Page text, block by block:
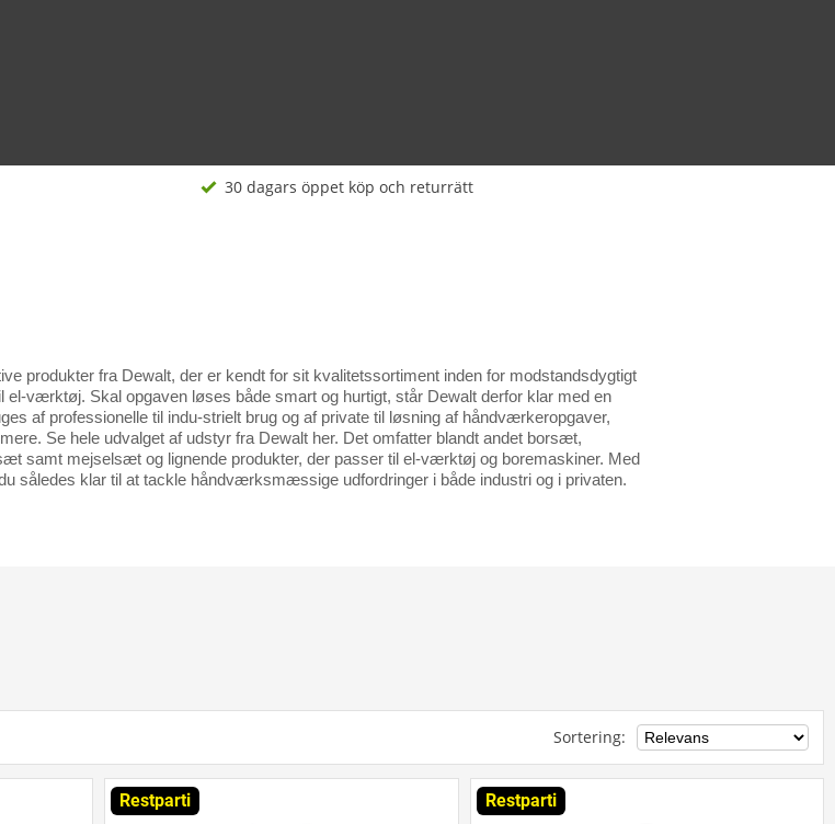
30 dagars öppet köp och returrätt
produkter fra Dewalt, der er kendt for sit kvalitetssortiment inden for modstandsdygtigt
værktøj. Skal opgaven løses både smart og hurtigt, står Dewalt derfor klar med en
af professionelle til indu-strielt brug og af private til løsning af håndværkeropgaver,
Se hele udvalget af udstyr fra Dewalt her. Det omfatter blandt andet borsæt,
samt mejselsæt og lignende produkter, der passer til el-værktøj og boremaskiner. Med
således klar til at tackle håndværksmæssige udfordringer i både industri og i privaten.
Sortering:
Restparti Restparti